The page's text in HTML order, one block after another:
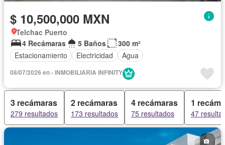
$ 10,500,000 MXN
Telchac Puerto
4 Recámaras
5 Baños
300 m²
Estacionamiento
Electricidad Agua
08/07/2026 en - INMOBILIARIA INFINITY
3 recámaras
279 resultados
2 recámaras
173 resultados
4 recámaras
75 resultados
1
47